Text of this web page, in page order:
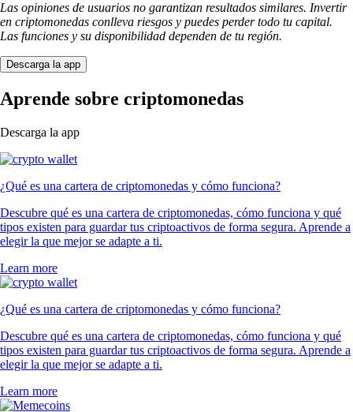
Las opiniones de usuarios no garantizan resultados similares. Invertir
en criptomonedas conlleva riesgos y puedes perder todo tu capital.
Las funciones y su disponibilidad dependen de tu región.
Descarga la app
Aprende sobre criptomonedas
Descarga la app
¿Qué es una cartera de criptomonedas y cómo funciona?
Descubre qué es una cartera de criptomonedas, cómo funciona y qué
tipos existen para guardar tus criptoactivos de forma segura. Aprende a
elegir la que mejor se adapte a ti.
Learn more
¿Qué es una cartera de criptomonedas y cómo funciona?
Descubre qué es una cartera de criptomonedas, cómo funciona y qué
tipos existen para guardar tus criptoactivos de forma segura. Aprende a
elegir la que mejor se adapte a ti.
Learn more